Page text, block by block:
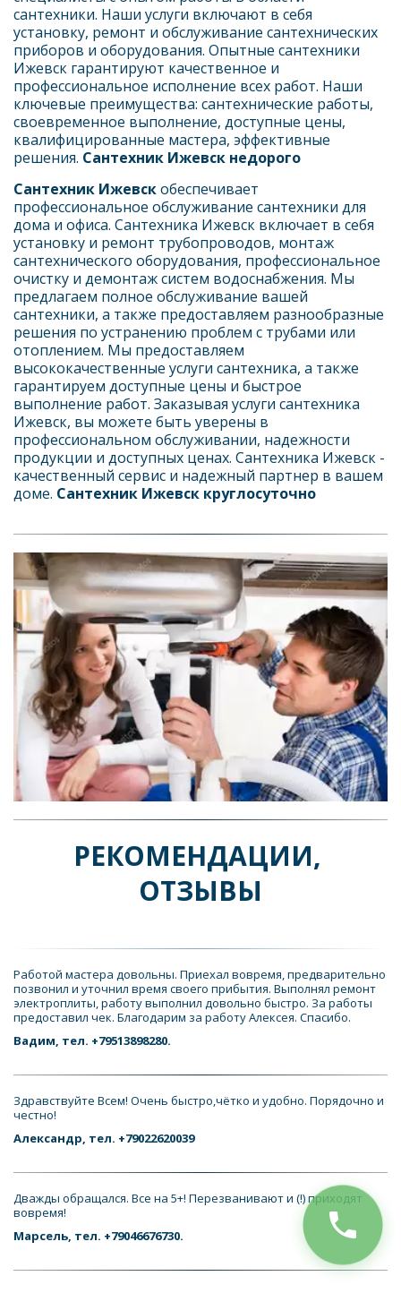
сантехники. Наши услуги включают в себя
установку, ремонт и обслуживание сантехнических
приборов и оборудования. Опытные сантехники
Ижевск гарантируют качественное и
профессиональное исполнение всех работ. Наши
ключевые преимущества: сантехнические работы,
своевременное выполнение, доступные цены,
квалифицированные мастера, эффективные
решения. Сантехник Ижевск недорого
Сантехник Ижевск обеспечивает
профессиональное обслуживание сантехники для
дома и офиса. Сантехника Ижевск включает в себя
установку и ремонт трубопроводов, монтаж
сантехнического оборудования, профессиональное
очистку и демонтаж систем водоснабжения. Мы
предлагаем полное обслуживание вашей
сантехники, а также предоставляем разнообразные
решения по устранению проблем с трубами или
отоплением. Мы предоставляем
высококачественные услуги сантехника, а также
гарантируем доступные цены и быстрое
выполнение работ. Заказывая услуги сантехника
Ижевск, вы можете быть уверены в
профессиональном обслуживании, надежности
продукции и доступных ценах. Сантехника Ижевск -
качественный сервис и надежный партнер в вашем
доме. Сантехник Ижевск круглосуточно
РЕКОМЕНДАЦИИ,
ОТЗЫВЫ
Работой мастера довольны. Приехал вовремя, предварительно
позвонил и уточнил время своего прибытия. Выполнял ремонт
электроплиты, работу выполнил довольно быстро. За работы
предоставил чек. Благодарим за работу Алексея. Спасибо.
Вадим, тел. +79513898280.
Здравствуйте Всем! Очень быстро,чётко и удобно. Порядочно и
честно!
Александр, тел. +79022620039
Дважды обращался. Все на 5+! Перезванивают и (!) приходят
вовремя!
Марсель, тел. +79046676730.